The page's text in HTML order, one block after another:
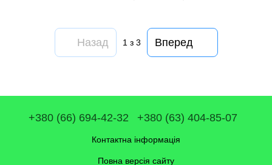
Назад 1 з 3 Вперед
+380 (66) 694-42-32 +380 (63) 404-85-07
Контактна інформація
Повна версія сайту